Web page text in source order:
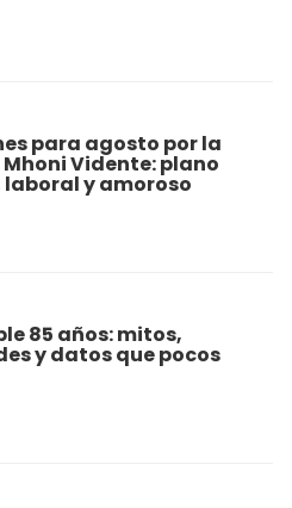
para agosto por la
Vidente: plano
y amoroso
85 años: mitos,
y datos que pocos